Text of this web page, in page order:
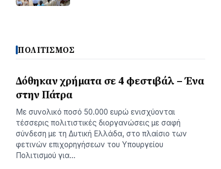
ΠΟΛΙΤΙΣΜΟΣ
Δόθηκαν χρήματα σε 4 φεστιβάλ – Ένα
στην Πάτρα
Με συνολικό ποσό 50.000 ευρώ ενισχύονται
τέσσερις πολιτιστικές διοργανώσεις με σαφή
σύνδεση με τη Δυτική Ελλάδα, στο πλαίσιο των
φετινών επιχορηγήσεων του Υπουργείου
Πολιτισμού για…